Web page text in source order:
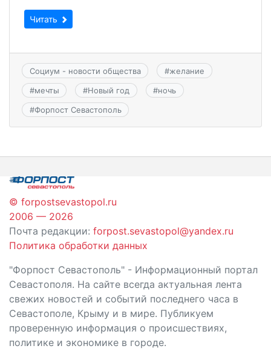
Читать
Социум - новости общества #желание
#мечты #Новый год #ночь
#Форпост Севастополь
© forpostsevastopol.ru
2006 — 2026
Почта редакции: forpost.sevastopol@yandex.ru
Политика обработки данных
"Форпост Севастополь" - Информационный портал
Севастополя. На сайте всегда актуальная лента
свежих новостей и событий последнего часа в
Севастополе, Крыму и в мире. Публикуем
проверенную информация о происшествиях,
политике и экономике в городе.